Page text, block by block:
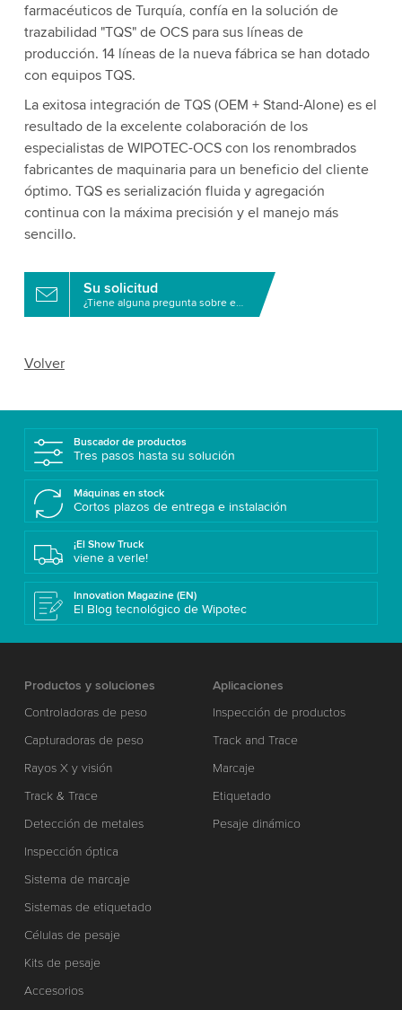
farmacéuticos de Turquía, confía en la solución de
trazabilidad "TQS" de OCS para sus líneas de
producción. 14 líneas de la nueva fábrica se han dotado
con equipos TQS.
La exitosa integración de TQS (OEM + Stand-Alone) es el
resultado de la excelente colaboración de los
especialistas de WIPOTEC-OCS con los renombrados
fabricantes de maquinaria para un beneficio del cliente
óptimo. TQS es serialización fluida y agregación
continua con la máxima precisión y el manejo más
sencillo.
Su solicitud
¿Tiene alguna pregunta sobre este producto?
Volver
Buscador de productos
Tres pasos hasta su solución
Máquinas en stock
Cortos plazos de entrega e instalación
¡El Show Truck
viene a verle!
Innovation Magazine (EN)
El Blog tecnológico de Wipotec
Productos y soluciones
Controladoras de peso
Capturadoras de peso
Rayos X y visión
Track & Trace
Detección de metales
Inspección óptica
Sistema de marcaje
Sistemas de etiquetado
Células de pesaje
Kits de pesaje
Accesorios
Aplicaciones
Inspección de productos
Track and Trace
Marcaje
Etiquetado
Pesaje dinámico